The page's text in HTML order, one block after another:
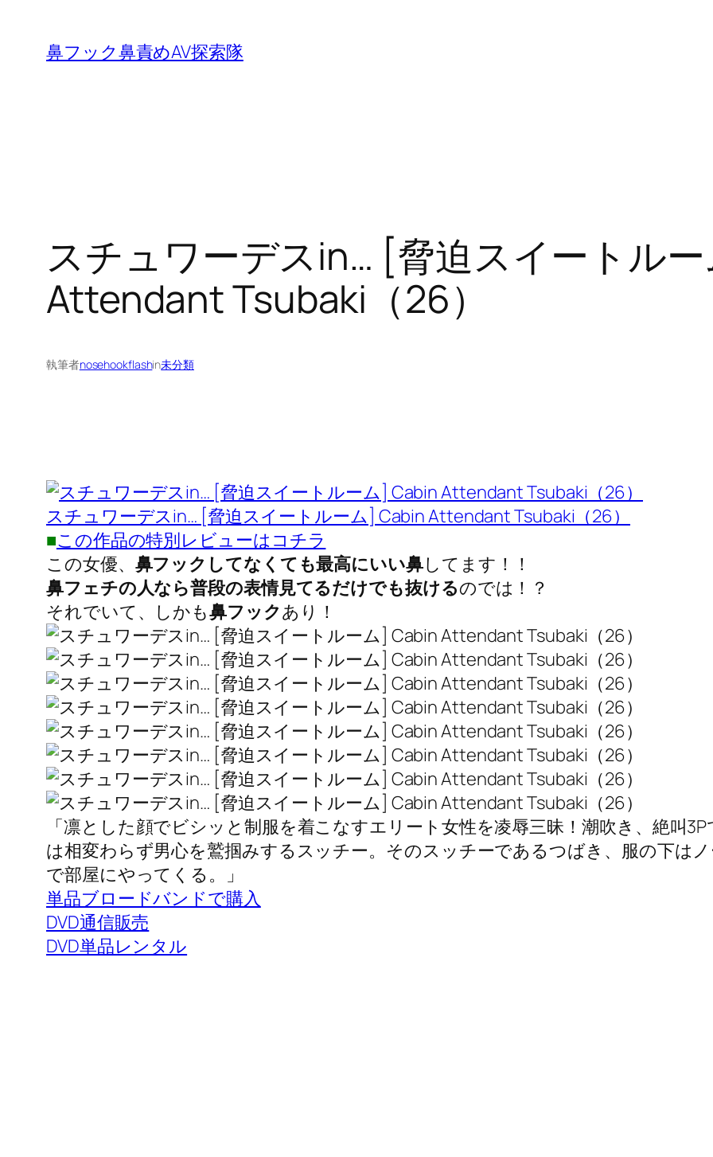
鼻フック鼻責めAV探索隊
スチュワーデスin… [脅迫スイートル
Attendant Tsubaki（26）
執筆者nosehookflashin未分類
スチュワーデスin… [脅迫スイートルーム] Cabin Attendant Tsubaki（26）
■この作品の特別レビューはコチラ
この女優、 鼻フックしてなくても最高にいい鼻してます！！
鼻フェチの人なら普段の表情見てるだけでも抜けるのでは！？
それでいて、しかも鼻フックあり！
「凛とした顔でビシッと制服を着こなすエリート女性を凌辱三昧！潮吹き、絶叫
は相変わらず男心を鷲掴みするスッチー。そのスッチーであるつばき、服の下は
で部屋にやってくる。」
単品ブロードバンドで購入
DVD通信販売
DVD単品レンタル